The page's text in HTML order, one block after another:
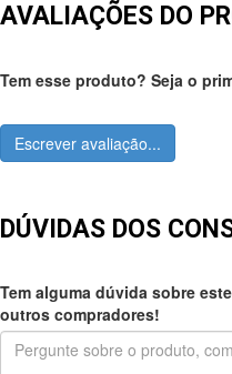
AVALIAÇÕES DO
Tem esse produto? Seja o
Escrever avaliação...
DÚVIDAS DOS
Tem alguma dúvida sobre
outros compradores!